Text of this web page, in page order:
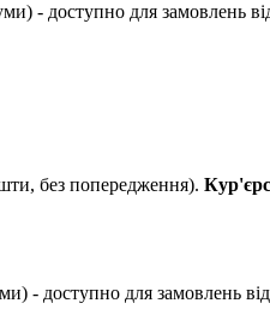
- доступно для замовлень
без попередження).
- доступно для замовлень